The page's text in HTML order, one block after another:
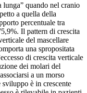
lunga” quando nel cranio
a quella della
percentuale tra
Il pattern di crescita
del mascellare
una spropositata
di crescita verticale
dei molari del
a un morso
è in crescente